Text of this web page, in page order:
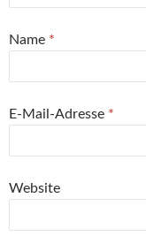
Name *
E-Mail-Adresse *
Website